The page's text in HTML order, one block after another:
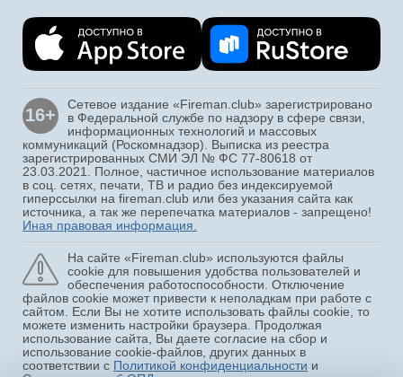
16+
Сетевое издание «Fireman.club» зарегистрировано
в Федеральной службе по надзору в сфере связи,
информационных технологий и массовых
коммуникаций (Роскомнадзор). Выписка из реестра
зарегистрированных СМИ ЭЛ № ФС 77-80618 от
23.03.2021. Полное, частичное использование материалов
в соц. сетях, печати, ТВ и радио без индексируемой
гиперссылки на fireman.club или без указания сайта как
источника, а так же перепечатка материалов - запрещено!
Иная правовая информация.
На сайте «Fireman.club» используются файлы
cookie для повышения удобства пользователей и
обеспечения работоспособности. Отключение
файлов cookie может привести к неполадкам при работе с
сайтом. Если Вы не хотите использовать файлы cookie, то
можете изменить настройки браузера. Продолжая
использование сайта, Вы даете согласие на сбор и
использование cookie-файлов, других данных в
соответствии с Политикой конфиденциальности и